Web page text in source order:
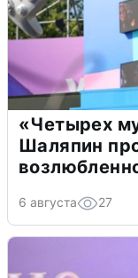
«Четырех
Шаляпин
6 августа 27